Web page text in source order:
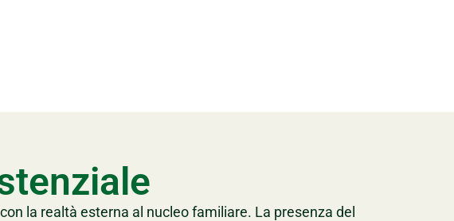
la realtà esterna al nucleo familiare. La presenza del